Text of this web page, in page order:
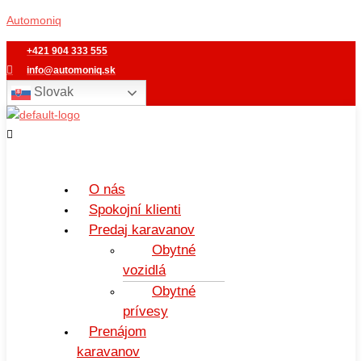
na
obsah
Automoniq
+421 904 333 555
info@automoniq.sk
Slovak
O nás
Spokojní klienti
Predaj karavanov
Obytné
vozidlá
Obytné
prívesy
Prenájom
karavanov
Menu